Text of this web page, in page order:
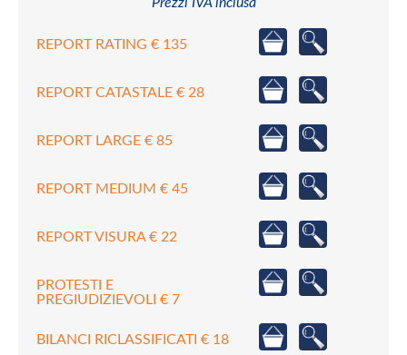
REPORT RATING € 135
REPORT CATASTALE € 28
REPORT LARGE € 85
REPORT MEDIUM € 45
REPORT VISURA € 22
PROTESTI E
PREGIUDIZIEVOLI € 7
BILANCI RICLASSIFICATI € 18